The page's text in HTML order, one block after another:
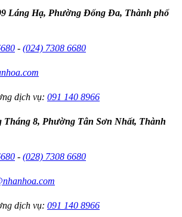
Láng Hạ, Phường Đống Đa, Thành phố
- (024) 7308 6680
dịch vụ: 091 140 8966
Tháng 8, Phường Tân Sơn Nhất, Thành
- (028) 7308 6680
dịch vụ: 091 140 8966